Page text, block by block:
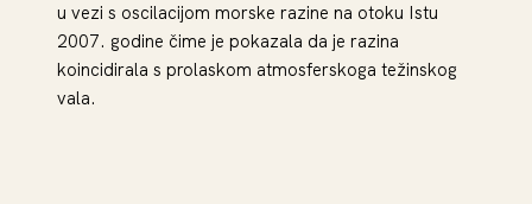
u vezi s oscilacijom morske razine na otoku Istu
2007. godine čime je pokazala da je razina
koincidirala s prolaskom atmosferskoga težinskog
vala.